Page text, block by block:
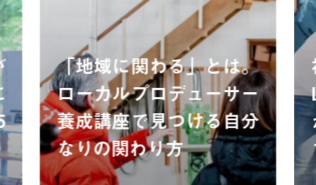
「地域に関わる」とは。
ローカルプロデューサー
養成講座で見つける自分
なりの関わり方